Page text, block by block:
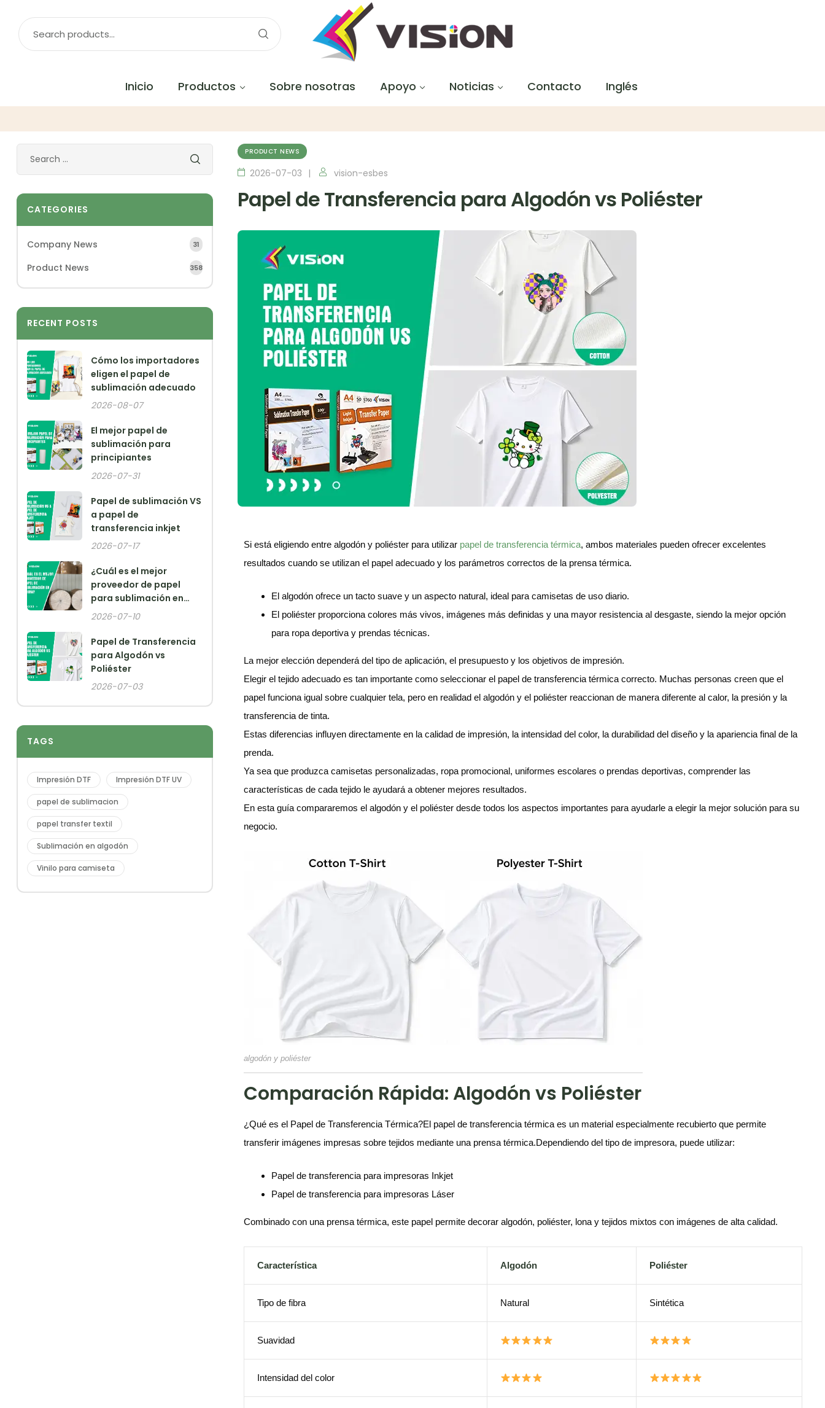
Inicio Productos Sobre nosotras Apoyo Noticias Contacto Inglés
PRODUCT NEWS
2026-07-03 vision-esbes
Papel de Transferencia para Algodón vs Poliéster
Si está eligiendo entre algodón y poliéster para utilizar papel de transferencia térmica, ambos materiales pueden ofrecer excelentes
resultados cuando se utilizan el papel adecuado y los parámetros correctos de la prensa térmica.
El algodón ofrece un tacto suave y un aspecto natural, ideal para camisetas de uso diario.
El poliéster proporciona colores más vivos, imágenes más definidas y una mayor resistencia al desgaste, siendo la mejor opción
para ropa deportiva y prendas técnicas.
La mejor elección dependerá del tipo de aplicación, el presupuesto y los objetivos de impresión.
Elegir el tejido adecuado es tan importante como seleccionar el papel de transferencia térmica correcto. Muchas personas creen que el
papel funciona igual sobre cualquier tela, pero en realidad el algodón y el poliéster reaccionan de manera diferente al calor, la presión y la
transferencia de tinta.
Estas diferencias influyen directamente en la calidad de impresión, la intensidad del color, la durabilidad del diseño y la apariencia final de la
prenda.
Ya sea que produzca camisetas personalizadas, ropa promocional, uniformes escolares o prendas deportivas, comprender las
características de cada tejido le ayudará a obtener mejores resultados.
En esta guía compararemos el algodón y el poliéster desde todos los aspectos importantes para ayudarle a elegir la mejor solución para su
negocio.
algodón y poliéster
Comparación Rápida: Algodón vs Poliéster
¿Qué es el Papel de Transferencia Térmica?El papel de transferencia térmica es un material especialmente recubierto que permite
transferir imágenes impresas sobre tejidos mediante una prensa térmica.Dependiendo del tipo de impresora, puede utilizar:
Papel de transferencia para impresoras Inkjet
Papel de transferencia para impresoras Láser
Combinado con una prensa térmica, este papel permite decorar algodón, poliéster, lona y tejidos mixtos con imágenes de alta calidad.
Característica Algodón Poliéster
Tipo de fibra Natural Sintética
Suavidad
Intensidad del color
CATEGORIES
Company News 31
Product News 358
RECENT POSTS
Cómo los importadores
eligen el papel de
sublimación adecuado
2026-08-07
El mejor papel de
sublimación para
principiantes
2026-07-31
Papel de sublimación VS
a papel de
transferencia inkjet
2026-07-17
¿Cuál es el mejor
proveedor de papel
para sublimación en
China?
2026-07-10
Papel de Transferencia
para Algodón vs
Poliéster
2026-07-03
TAGS
Impresión DTF Impresión DTF UV
papel de sublimacion
papel transfer textil
Sublimación en algodón
Vinilo para camiseta